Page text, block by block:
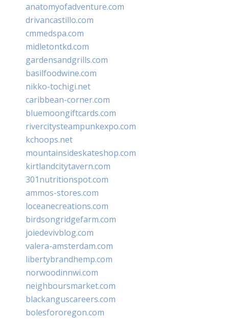
anatomyofadventure.com
drivancastillo.com
cmmedspa.com
midletontkd.com
gardensandgrills.com
basilfoodwine.com
nikko-tochigi.net
caribbean-corner.com
bluemoongiftcards.com
rivercitysteampunkexpo.com
kchoops.net
mountainsideskateshop.com
kirtlandcitytavern.com
301nutritionspot.com
ammos-stores.com
loceanecreations.com
birdsongridgefarm.com
joiedevivblog.com
valera-amsterdam.com
libertybrandhemp.com
norwoodinnwi.com
neighboursmarket.com
blackanguscareers.com
bolesfororegon.com